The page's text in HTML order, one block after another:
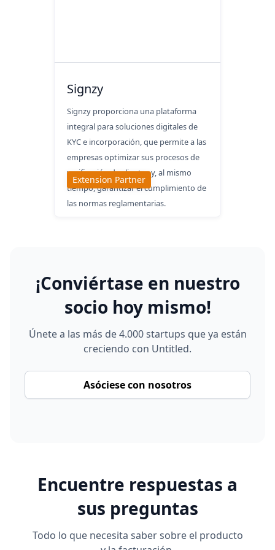
Signzy
Signzy proporciona una plataforma
integral para soluciones digitales de
KYC e incorporación, que permite a las
empresas optimizar sus procesos de
verificación de clientes y, al mismo
tiempo, garantizar el cumplimiento de
las normas reglamentarias.
Extension Partner
¡Conviértase en nuestro
socio hoy mismo!
Únete a las más de 4.000 startups que ya están
creciendo con Untitled.
Asóciese con nosotros
Encuentre respuestas a
sus preguntas
Todo lo que necesita saber sobre el producto